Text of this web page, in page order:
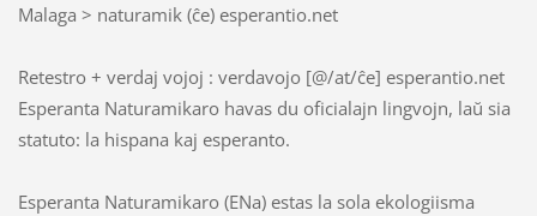
Malaga > naturamik (ĉe) esperantio.net
Retestro + verdaj vojoj : verdavojo [@/at/ĉe] esperantio.net
Esperanta Naturamikaro havas du oficialajn lingvojn, laŭ sia
statuto: la hispana kaj esperanto.
Esperanta Naturamikaro (ENa) estas la sola ekologiisma